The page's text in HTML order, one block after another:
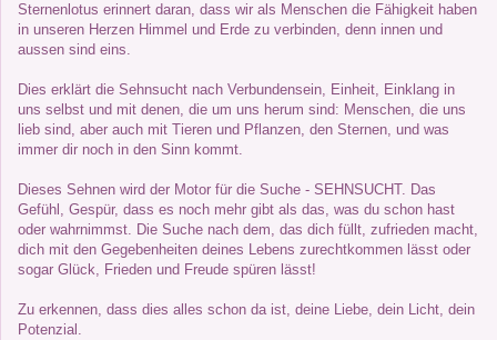
Sternenlotus erinnert daran, dass wir als Menschen die Fähigkeit haben
in unseren Herzen Himmel und Erde zu verbinden, denn innen und
aussen sind eins.
Dies erklärt die Sehnsucht nach Verbundensein, Einheit, Einklang in
uns selbst und mit denen, die um uns herum sind: Menschen, die uns
lieb sind, aber auch mit Tieren und Pflanzen, den Sternen, und was
immer dir noch in den Sinn kommt.
Dieses Sehnen wird der Motor für die Suche - SEHNSUCHT. Das
Gefühl, Gespür, dass es noch mehr gibt als das, was du schon hast
oder wahrnimmst. Die Suche nach dem, das dich füllt, zufrieden macht,
dich mit den Gegebenheiten deines Lebens zurechtkommen lässt oder
sogar Glück, Frieden und Freude spüren lässt!
Zu erkennen, dass dies alles schon da ist, deine Liebe, dein Licht, dein
Potenzial.